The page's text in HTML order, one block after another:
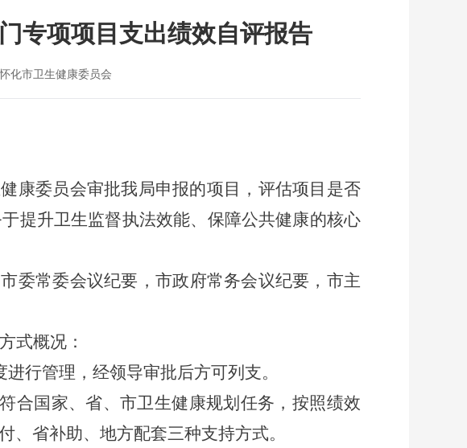
专项项目支出绩效自评报告
化市卫生健康委员会
康委员会审批我局申报的项目，评估项目是否
提升卫生监督执法效能、保障公共健康的核心
委常委会议纪要，市政府常务会议纪要，市主
式概况：
行管理，经领导审批后方可列支。
符合国家、省、市卫生健康规划任务，按照绩效
、省补助、地方配套三种支持方式。